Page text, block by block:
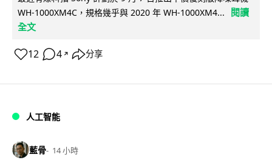
WH-1000XM4C，規格幾乎與 2020 年 WH-1000XM4...
閱讀
全文
12 4 ↗ 分享
人工智能
藍骨 14 小時